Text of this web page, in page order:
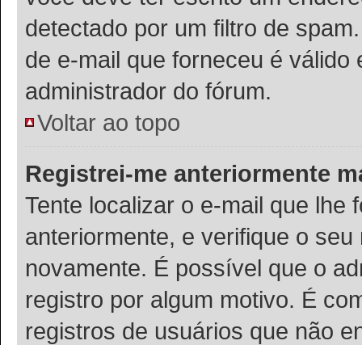
detectado por um filtro de
de e-mail que forneceu é
administrador do fórum.
Voltar ao topo
Registrei-me anteriormente
Tente localizar o e-mail que lhe
anteriormente, e verifique o
novamente. É possível que o
registro por algum motivo. É
registros de usuários que não